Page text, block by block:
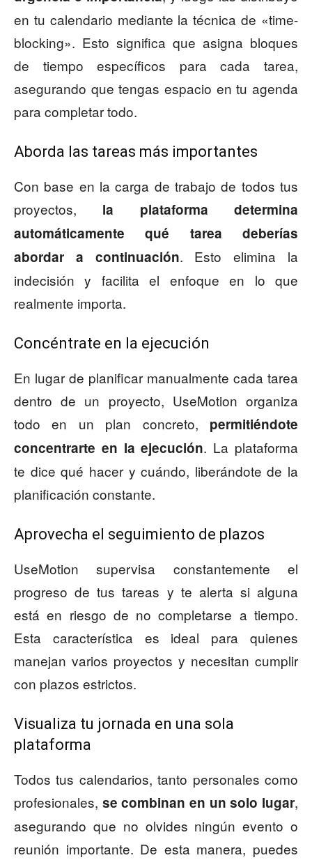
en tu calendario mediante la técnica de «time-
blocking». Esto significa que asigna bloques
de tiempo específicos para cada tarea,
asegurando que tengas espacio en tu agenda
para completar todo.
Aborda las tareas más importantes
Con base en la carga de trabajo de todos tus
proyectos, la plataforma determina
automáticamente qué tarea deberías
abordar a continuación. Esto elimina la
indecisión y facilita el enfoque en lo que
realmente importa.
Concéntrate en la ejecución
En lugar de planificar manualmente cada tarea
dentro de un proyecto, UseMotion organiza
todo en un plan concreto, permitiéndote
concentrarte en la ejecución. La plataforma
te dice qué hacer y cuándo, liberándote de la
planificación constante.
Aprovecha el seguimiento de plazos
UseMotion supervisa constantemente el
progreso de tus tareas y te alerta si alguna
está en riesgo de no completarse a tiempo.
Esta característica es ideal para quienes
manejan varios proyectos y necesitan cumplir
con plazos estrictos.
Visualiza tu jornada en una sola
plataforma
Todos tus calendarios, tanto personales como
profesionales, se combinan en un solo lugar,
asegurando que no olvides ningún evento o
reunión importante. De esta manera, puedes